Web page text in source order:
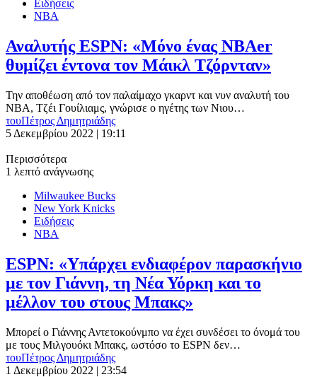
Ειδήσεις
ΝΒΑ
Αναλυτής ESPN: «Μόνο ένας NBAer
θυμίζει έντονα τον Μάικλ Τζόρνταν»
Την αποθέωση από τον παλαίμαχο γκαρντ και νυν αναλυτή του
ΝΒΑ, Τζέι Γουίλιαμς, γνώρισε ο ηγέτης των Νιου…
τουΠέτρος Δημητριάδης
5 Δεκεμβρίου 2022 | 19:11
Περισσότερα
1 λεπτό ανάγνωσης
Milwaukee Bucks
New York Knicks
Ειδήσεις
ΝΒΑ
ESPN: «Υπάρχει ενδιαφέρον παρασκήνιο
με τον Γιάννη, τη Νέα Υόρκη και το
μέλλον του στους Μπακς»
Μπορεί ο Γιάννης Αντετοκούνμπο να έχει συνδέσει το όνομά του
με τους Μιλγουόκι Μπακς, ωστόσο το ESPN δεν…
τουΠέτρος Δημητριάδης
1 Δεκεμβρίου 2022 | 23:54